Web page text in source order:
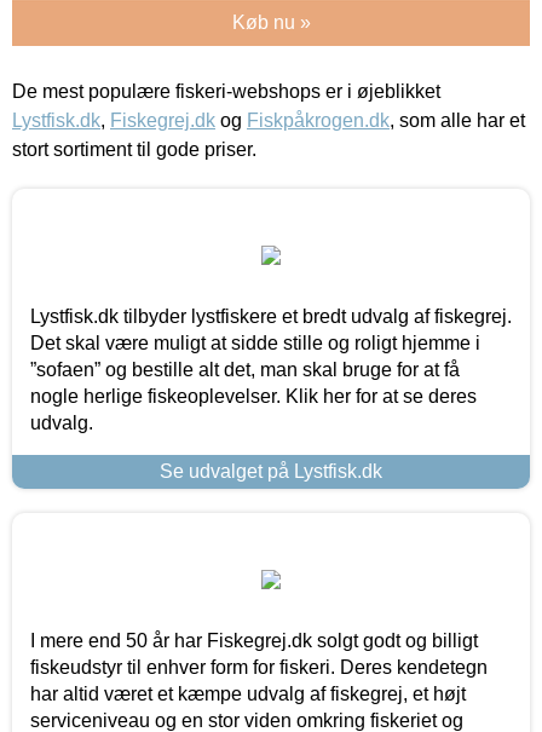
Køb nu »
De mest populære fiskeri-webshops er i øjeblikket
Lystfisk.dk, Fiskegrej.dk og Fiskpåkrogen.dk, som alle har et
stort sortiment til gode priser.
Lystfisk.dk tilbyder lystfiskere et bredt udvalg af fiskegrej.
Det skal være muligt at sidde stille og roligt hjemme i
”sofaen” og bestille alt det, man skal bruge for at få
nogle herlige fiskeoplevelser. Klik her for at se deres
udvalg.
Se udvalget på Lystfisk.dk
I mere end 50 år har Fiskegrej.dk solgt godt og billigt
fiskeudstyr til enhver form for fiskeri. Deres kendetegn
har altid været et kæmpe udvalg af fiskegrej, et højt
serviceniveau og en stor viden omkring fiskeriet og